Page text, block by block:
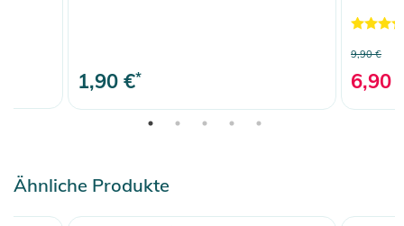
1,90 €*
9,90 €
6,90
Ähnliche Produkte